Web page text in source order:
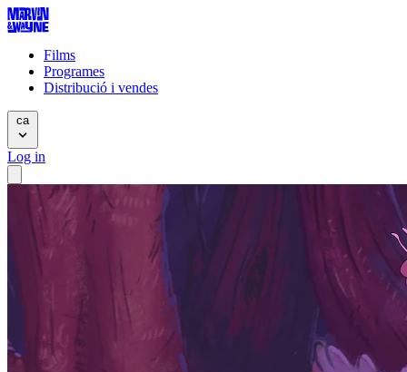
Films
Programes
Distribució i vendes
ca
Log in